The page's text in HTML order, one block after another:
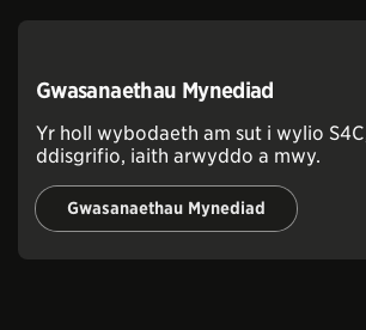
Gwasanaethau Mynediad
Yr holl wybodaeth am sut i wylio
ddisgrifio, iaith arwyddo a mwy.
Gwasanaethau Mynediad